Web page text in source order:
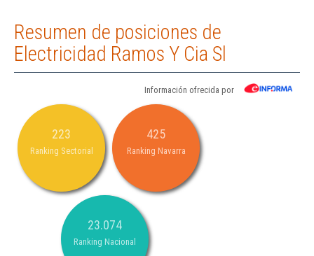
Resumen de posiciones de
Electricidad Ramos Y Cia Sl
Información ofrecida por
223
Ranking Sectorial
425
Ranking Navarra
23.074
Ranking Nacional